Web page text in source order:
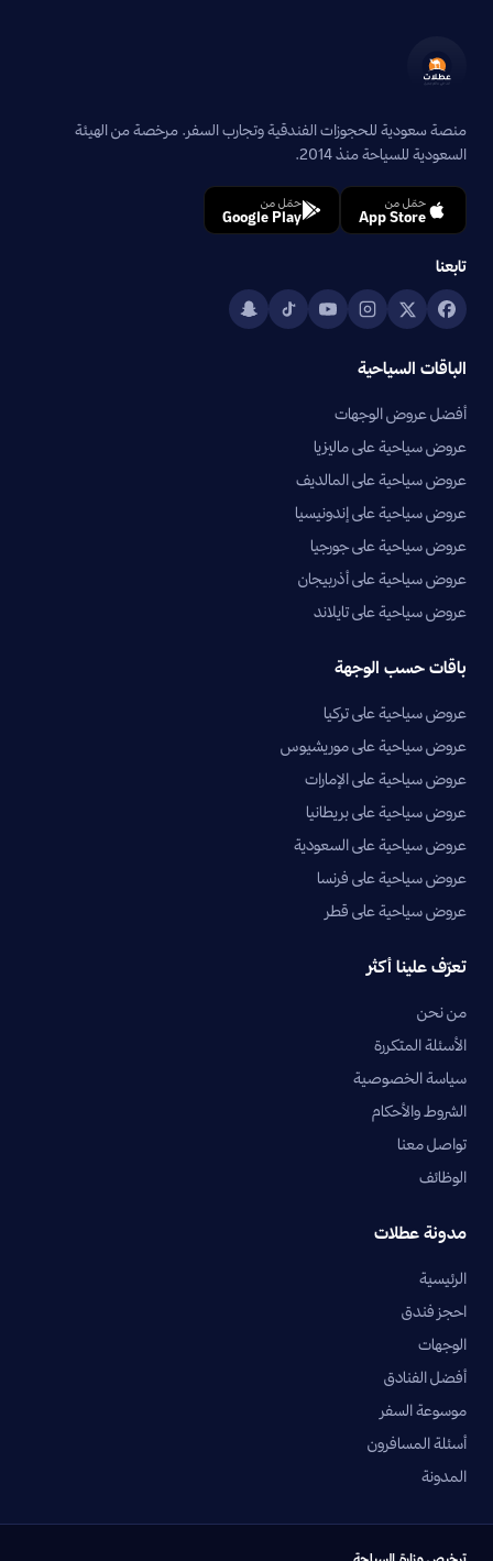
منصة سعودية للحجوزات الفندقية وتجارب السفر. مرخصة من الهيئة
السعودية للسياحة منذ 2014.
حمّل من
App Store
حمّل من
Google Play
تابعنا
الباقات السياحية
أفضل عروض الوجهات
عروض سياحية على ماليزيا
عروض سياحية على المالديف
عروض سياحية على إندونيسيا
عروض سياحية على جورجيا
عروض سياحية على أذربيجان
عروض سياحية على تايلاند
باقات حسب الوجهة
عروض سياحية على تركيا
عروض سياحية على موريشيوس
عروض سياحية على الإمارات
عروض سياحية على بريطانيا
عروض سياحية على السعودية
عروض سياحية على فرنسا
عروض سياحية على قطر
تعرّف علينا أكثر
من نحن
الأسئلة المتكررة
سياسة الخصوصية
الشروط والأحكام
تواصل معنا
الوظائف
مدونة عطلات
الرئيسية
احجز فندق
الوجهات
أفضل الفنادق
موسوعة السفر
أسئلة المسافرون
المدونة